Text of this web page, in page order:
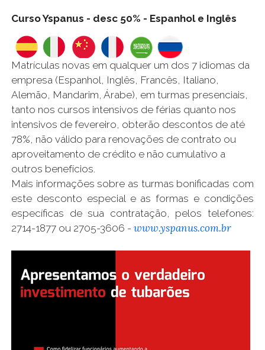
Curso Yspanus - desc 50% - Espanhol e Inglês
Matrículas novas em qualquer um dos 7 idiomas da
empresa (Espanhol, Inglês, Francês, Italiano,
Alemão, Mandarim, Árabe), em turmas presenciais,
tanto nos cursos intensivos de férias quanto nos
intensivos de fevereiro, obterão descontos de até
78%, não válido para renovações de contrato ou
aproveitamento de crédito e não cumulativo a
outros benefícios.
Mais informações sobre as turmas bonificadas com
este desconto especial e as formas e condições
específicas de sua contratação, pelos telefones:
2714-1877 ou 2705-3606 - www.yspanus.com.br